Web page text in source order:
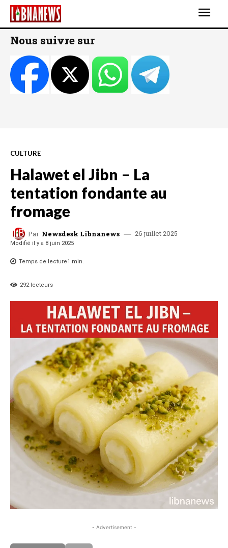
Nous suivre sur
CULTURE
Halawet el Jibn – La
tentation fondante au
fromage
Par Newsdesk Libnanews 26 juillet 2025
Modifié il y a 8 juin 2025
Temps de lecture1 min.
292lecteurs
- Advertisement -